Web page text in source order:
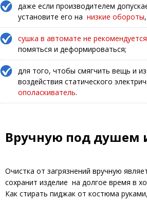
даже если производителем
установите его на низкие обороты
сушка в автомате не рекомендуется
помяться и деформироваться;
для того, чтобы смягчить вещь и
воздействия статического
ополаскиватель.
Вручную под душем
Очистка от загрязнений вручную
сохранит изделие на долгое время в
Как стирать пиджак от костюма